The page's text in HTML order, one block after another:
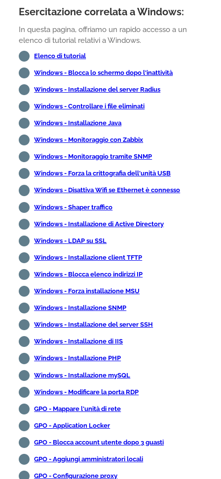
Esercitazione correlata a Windows:
In questa pagina, offriamo un rapido accesso a un
elenco di tutorial relativi a Windows.
Elenco di tutorial
Windows - Blocca lo schermo dopo l'inattività
Windows - Installazione del server Radius
Windows - Controllare i file eliminati
Windows - Installazione Java
Windows - Monitoraggio con Zabbix
Windows - Monitoraggio tramite SNMP
Windows - Forza la crittografia dell'unità USB
Windows - Disattiva Wifi se Ethernet è connesso
Windows - Shaper traffico
Windows - Installazione di Active Directory
Windows - LDAP su SSL
Windows - Installazione client TFTP
Windows - Blocca elenco indirizzi IP
Windows - Forza installazione MSU
Windows - Installazione SNMP
Windows - Installazione del server SSH
Windows - Installazione di IIS
Windows - Installazione PHP
Windows - Installazione mySQL
Windows - Modificare la porta RDP
GPO - Mappare l'unità di rete
GPO - Application Locker
GPO - Blocca account utente dopo 3 guasti
GPO - Aggiungi amministratori locali
GPO - Configurazione proxy